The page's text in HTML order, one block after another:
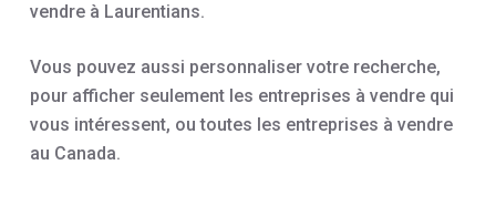
vendre à Laurentians.
Vous pouvez aussi personnaliser votre recherche,
pour afficher seulement les entreprises à vendre qui
vous intéressent, ou toutes les entreprises à vendre
au Canada.